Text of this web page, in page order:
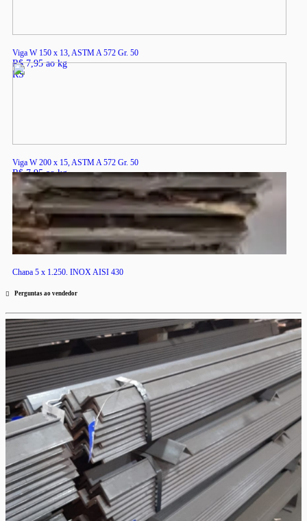
Viga W 150 x 13, ASTM A 572 Gr. 50
R$ 7,95 ao kg
RS
Viga W 200 x 15, ASTM A 572 Gr. 50
R$ 7,95 ao kg
RS
Chapa 5 x 1,250, INOX AISI 430
RS
Perguntas ao vendedor